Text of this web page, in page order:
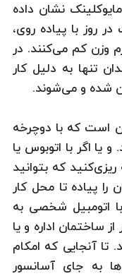
نشان داده
روز با پیاده روی،
سال، ۲۰ تا ۳۰ کیلوگرم وزن کم می‌کنند. در
تنها به دلیل کار
شده و می‌شوند.
است که با دوچرخه
یا اگر با اتوبوس یا
که بتوانید
پیاده تا محل کار
اتومبیل شخصی به
ساختمان اداره و یا
تا آنجایی که امکام
به جای آسانسور